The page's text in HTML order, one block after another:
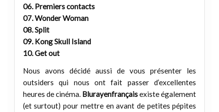
06. Premiers contacts
07. Wonder Woman
08. Split
09. Kong Skull Island
10. Get out
Nous avons décidé aussi de vous présenter les
outsiders qui nous ont fait passer d’excellentes
heures de cinéma. Blurayenfrançaisexiste également
(et surtout) pour mettre en avant de petites pépites